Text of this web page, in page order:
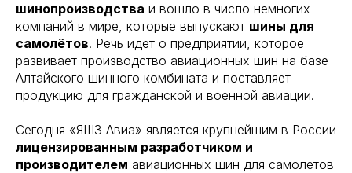
шинопроизводства и вошло в число немногих
компаний в мире, которые выпускают шины для
самолётов. Речь идет о предприятии, которое
развивает производство авиационных шин на базе
Алтайского шинного комбината и поставляет
продукцию для гражданской и военной авиации.
Сегодня «ЯШЗ Авиа» является крупнейшим в России
лицензированным разработчиком и
производителем авиационных шин для самолётов